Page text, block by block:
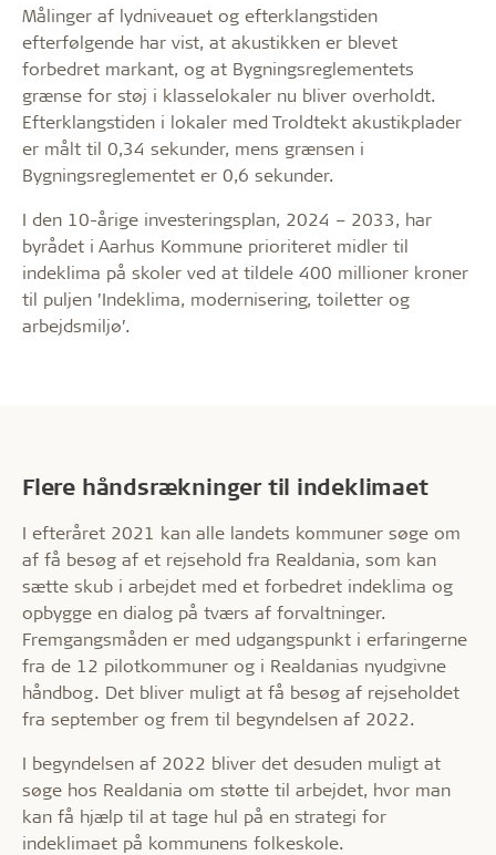
Målinger af lydniveauet og efterklangstiden
efterfølgende har vist, at akustikken er blevet
forbedret markant, og at Bygningsreglementets
grænse for støj i klasselokaler nu bliver overholdt.
Efterklangstiden i lokaler med Troldtekt akustikplader
er målt til 0,34 sekunder, mens grænsen i
Bygningsreglementet er 0,6 sekunder.
I den 10-årige investeringsplan, 2024 – 2033, har
byrådet i Aarhus Kommune prioriteret midler til
indeklima på skoler ved at tildele 400 millioner kroner
til puljen ’Indeklima, modernisering, toiletter og
arbejdsmiljø’.
Flere håndsrækninger til indeklimaet
I efteråret 2021 kan alle landets kommuner søge om
af få besøg af et rejsehold fra Realdania, som kan
sætte skub i arbejdet med et forbedret indeklima og
opbygge en dialog på tværs af forvaltninger.
Fremgangsmåden er med udgangspunkt i erfaringerne
fra de 12 pilotkommuner og i Realdanias nyudgivne
håndbog. Det bliver muligt at få besøg af rejseholdet
fra september og frem til begyndelsen af 2022.
I begyndelsen af 2022 bliver det desuden muligt at
søge hos Realdania om støtte til arbejdet, hvor man
kan få hjælp til at tage hul på en strategi for
indeklimaet på kommunens folkeskole.